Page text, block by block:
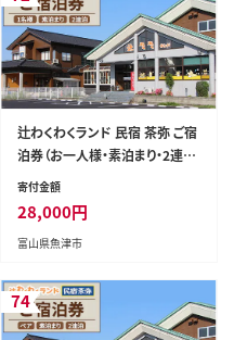
辻わくわくランド 民宿 茶弥 ご宿
泊券（お一人様・素泊まり・2連
泊）
寄付金額
28,000円
富山県魚津市
74